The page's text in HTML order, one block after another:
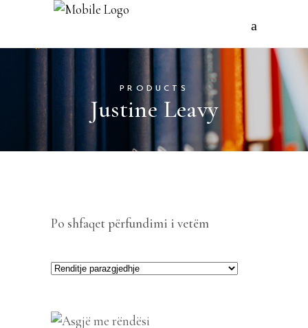
PRODUCTS
Justine Leavy
Po shfaqet përfundimi i vetëm